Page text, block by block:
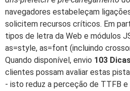
navegadores estabeleçam
solicitem recursos críticos. Em
tipos de letra da Web e módulos
as=style, as=font (incluindo
Quando disponível, envio 103
clientes possam avaliar estas
- isto reduz a perceção de TTFB e